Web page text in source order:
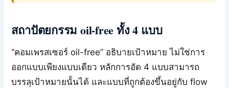
สถาปัตยกรรม oil-free ทั้ง 4 แบบ
“คอมเพรสเซอร์ oil-free” อธิบายเป้าหมาย ไม่ใช่การ
ออกแบบเพียงแบบเดียว หลักการอัด 4 แบบสามารถ
บรรลุเป้าหมายนั้นได้ และแบบที่ถูกต้องขึ้นอยู่กับ flow